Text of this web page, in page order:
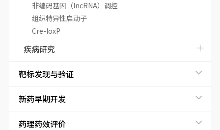
非编码基因（lncRNA）调控
组织特异性启动子
Cre-loxP
疾病研究
靶标发现与验证
新药早期开发
药理药效评价